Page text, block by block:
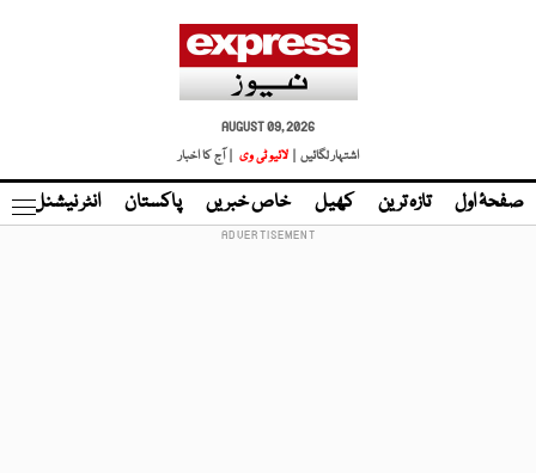
AUGUST 09, 2026
اشتہار لگائیں |
لائیو ٹی وی | آج کا اخبار
صفحۂ اول تازہ ترین کھیل خاص خبریں پاکستان انٹر نیشنل